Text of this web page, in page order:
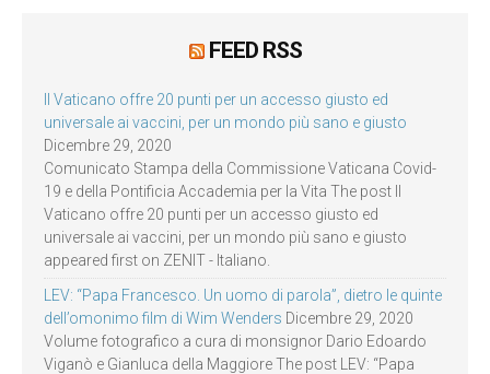
FEED RSS
Il Vaticano offre 20 punti per un accesso giusto ed
universale ai vaccini, per un mondo più sano e giusto
Dicembre 29, 2020
Comunicato Stampa della Commissione Vaticana Covid-
19 e della Pontificia Accademia per la Vita The post Il
Vaticano offre 20 punti per un accesso giusto ed
universale ai vaccini, per un mondo più sano e giusto
appeared first on ZENIT - Italiano.
LEV: “Papa Francesco. Un uomo di parola”, dietro le quinte
dell’omonimo film di Wim Wenders Dicembre 29, 2020
Volume fotografico a cura di monsignor Dario Edoardo
Viganò e Gianluca della Maggiore The post LEV: “Papa